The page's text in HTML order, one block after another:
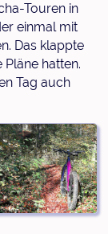
Touren in
einmal mit
Das klappte
hatten.
Tag auch